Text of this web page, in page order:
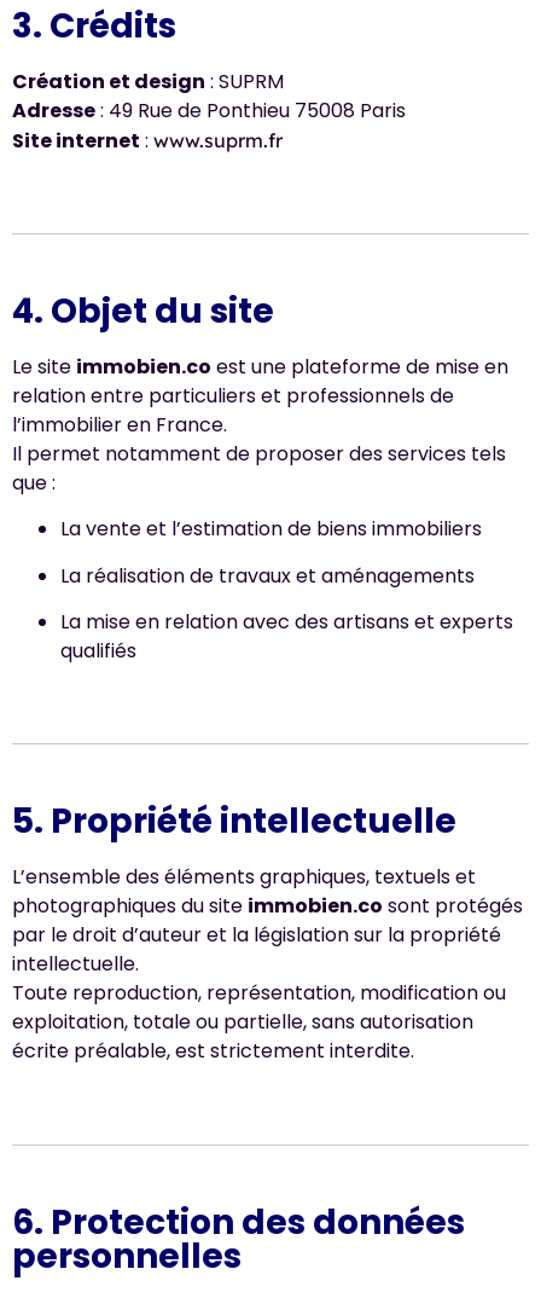
3. Crédits
Création et design : SUPRM
Adresse: 49 Rue de Ponthieu 75008 Paris
Site internet : www.suprm.fr
4. Objet du site
Le site immobien.co est une plateforme de mise en
relation entre particuliers et professionnels de
l’immobilier en France.
Il permet notamment de proposer des services tels
que :
La vente et l’estimation de biens immobiliers
La réalisation de travaux et aménagements
La mise en relation avec des artisans et experts
qualifiés
5. Propriété intellectuelle
L’ensemble des éléments graphiques, textuels et
photographiques du site immobien.co sont protégés
par le droit d’auteur et la législation sur la propriété
intellectuelle.
Toute reproduction, représentation, modification ou
exploitation, totale ou partielle, sans autorisation
écrite préalable, est strictement interdite.
6. Protection des données
personnelles